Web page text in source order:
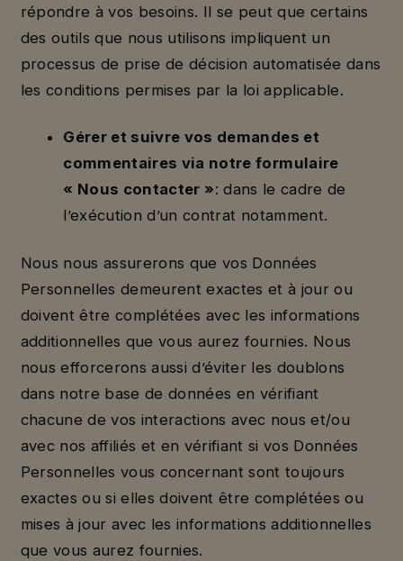
répondre à vos besoins. Il se peut que certains
des outils que nous utilisons impliquent un
processus de prise de décision automatisée dans
les conditions permises par la loi applicable.
Gérer et suivre vos demandes et
commentaires via notre formulaire
« Nous contacter »: dans le cadre de
l’exécution d’un contrat notamment.
Nous nous assurerons que vos Données
Personnelles demeurent exactes et à jour ou
doivent être complétées avec les informations
additionnelles que vous aurez fournies. Nous
nous efforcerons aussi d’éviter les doublons
dans notre base de données en vérifiant
chacune de vos interactions avec nous et/ou
avec nos affiliés et en vérifiant si vos Données
Personnelles vous concernant sont toujours
exactes ou si elles doivent être complétées ou
mises à jour avec les informations additionnelles
que vous aurez fournies.